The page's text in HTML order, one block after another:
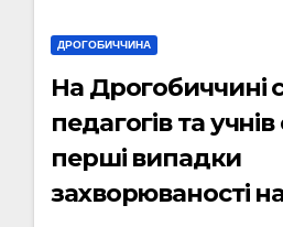
ДРОГОБИЧЧИНА
На Дрогобиччині
педагогів та
перші випадки
захворюваності